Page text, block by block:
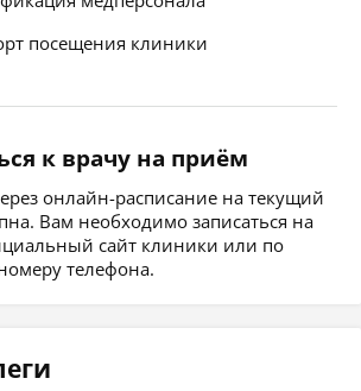
посещения клиники
к врачу на приём
онлайн-расписание на текущий
Вам необходимо записаться на
сайт клиники или по
телефона.